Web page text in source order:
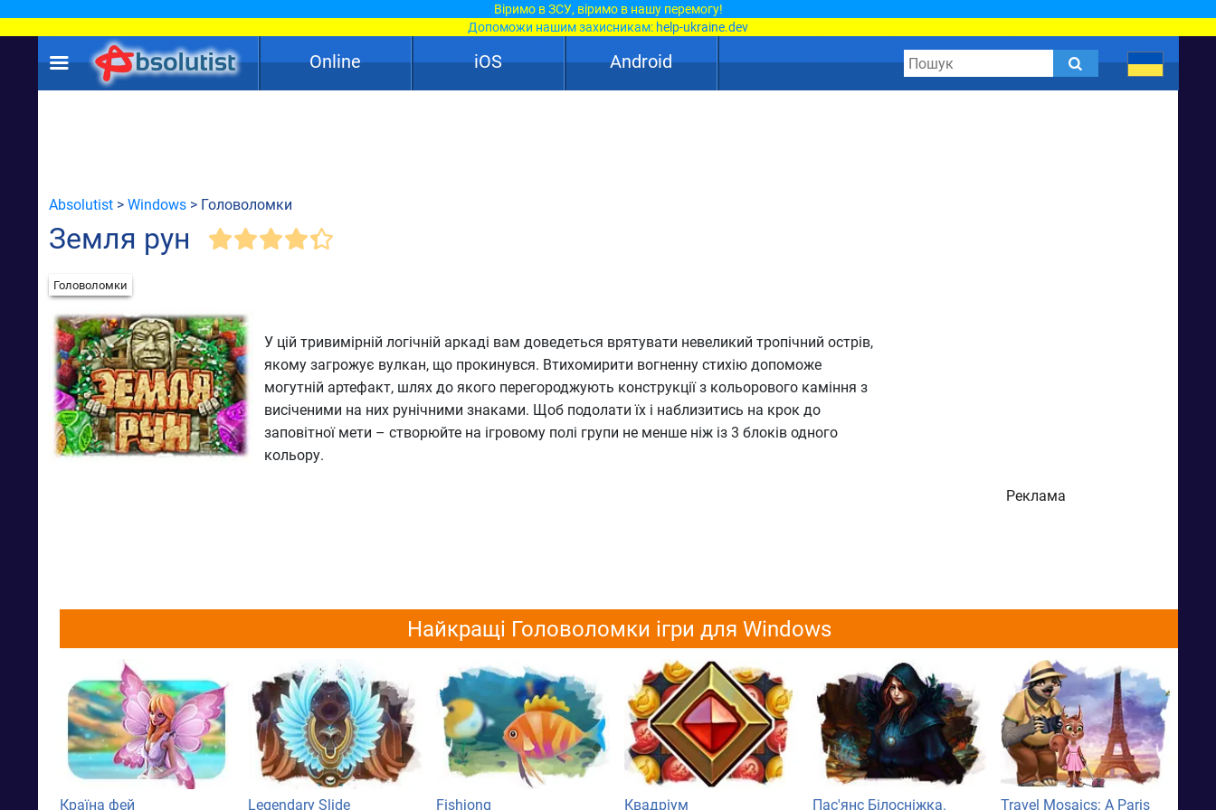
Віримо в ЗСУ, віримо в нашу перемогу!
Допоможи нашим захисникам: help-ukraine.dev
Online iOS Android
Absolutist > Windows > Головоломки
Земля рун
Головоломки
У цій тривимірній логічній аркаді вам доведеться врятувати невеликий тропічний острів,
якому загрожує вулкан, що прокинувся. Втихомирити вогненну стихію допоможе
могутній артефакт, шлях до якого перегороджують конструкції з кольорового каміння з
висіченими на них рунічними знаками. Щоб подолати їх і наблизитись на крок до
заповітної мети – створюйте на ігровому полі групи не менше ніж із 3 блоків одного
кольору.
Реклама
Найкращі Головоломки ігри для Windows
Країна фей Legendary Slide Fishjong Квадріум Пас'янс Білосніжка. Travel Mosaics: A Paris